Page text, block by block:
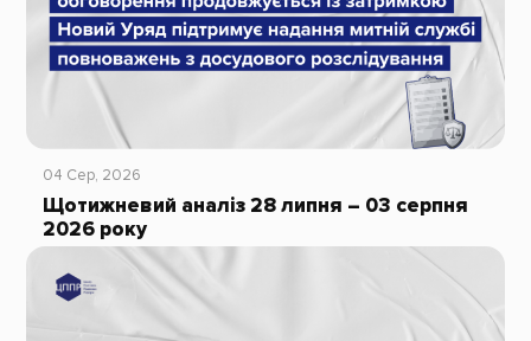
04 Сер, 2026
Щотижневий аналіз 28 липня – 03 серпня
2026 року